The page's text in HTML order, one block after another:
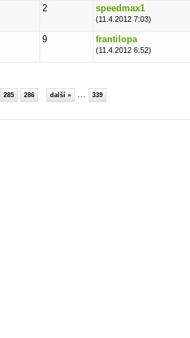
2 speedmax1
(11.4.2012 7:03)
9 frantilopa
(11.4.2012 6:52)
285 286 další » ... 339